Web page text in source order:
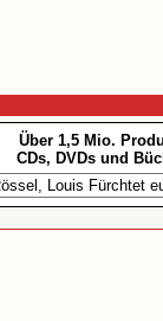
Über 1,5 Mio.
CDs, DVDs und